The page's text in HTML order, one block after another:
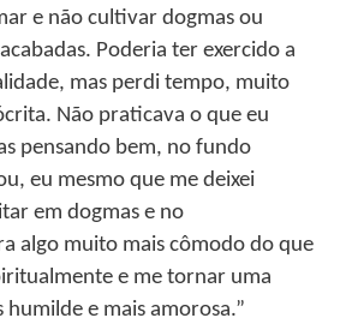
e não cultivar dogmas ou
Poderia ter exercido a
mas perdi tempo, muito
Não praticava o que eu
pensando bem, no fundo
eu mesmo que me deixei
em dogmas e no
algo muito mais cômodo do que
e me tornar uma
humilde e mais amorosa.”